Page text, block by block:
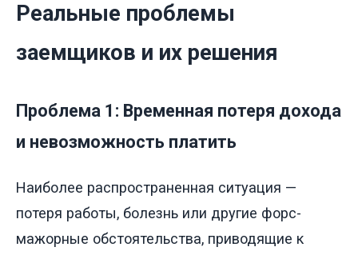
Реальные проблемы
заемщиков и их решения
Проблема 1: Временная потеря дохода
и невозможность платить
Наиболее распространенная ситуация —
потеря работы, болезнь или другие форс-
мажорные обстоятельства, приводящие к